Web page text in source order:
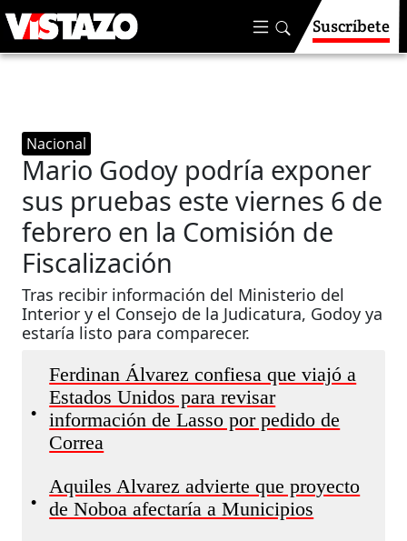
Suscríbete
Nacional
Mario Godoy podría exponer
sus pruebas este viernes 6 de
febrero en la Comisión de
Fiscalización
Tras recibir información del Ministerio del
Interior y el Consejo de la Judicatura, Godoy ya
estaría listo para comparecer.
•
Ferdinan Álvarez confiesa que viajó a
Estados Unidos para revisar
información de Lasso por pedido de
Correa
•
Aquiles Alvarez advierte que proyecto
de Noboa afectaría a Municipios